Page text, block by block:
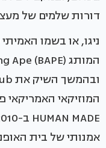
דורות שלמים של
ניגו, או בשמו